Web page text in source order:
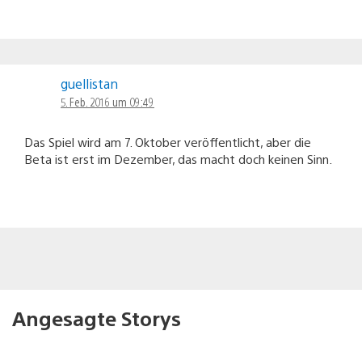
guellistan
5. Feb. 2016 um 09:49
Das Spiel wird am 7. Oktober veröffentlicht, aber die
Beta ist erst im Dezember, das macht doch keinen Sinn.
Angesagte Storys